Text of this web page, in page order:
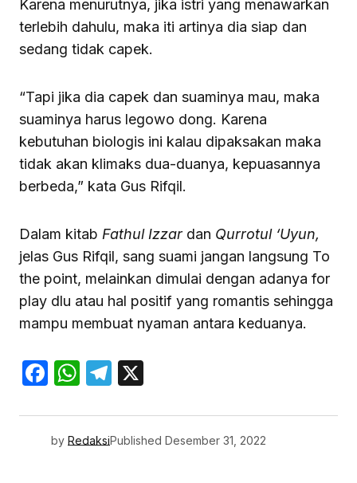
Karena menurutnya, jika istri yang menawarkan
terlebih dahulu, maka iti artinya dia siap dan
sedang tidak capek.
“Tapi jika dia capek dan suaminya mau, maka
suaminya harus legowo dong. Karena
kebutuhan biologis ini kalau dipaksakan maka
tidak akan klimaks dua-duanya, kepuasannya
berbeda,” kata Gus Rifqil.
Dalam kitab Fathul Izzardan Qurrotul ‘Uyun,
jelas Gus Rifqil, sang suami jangan langsung To
the point, melainkan dimulai dengan adanya for
play dlu atau hal positif yang romantis sehingga
mampu membuat nyaman antara keduanya.
Facebook
WhatsApp
Telegram
by RedaksiPublished Desember 31, 2022